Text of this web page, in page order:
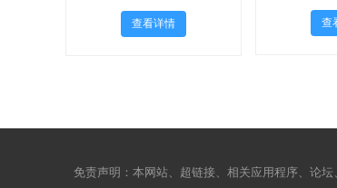
查看详情 查
免责声明：本网站、超链接、相关应用程序、论